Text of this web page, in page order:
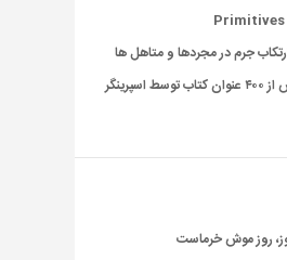
جرم در مجردها و متاهل ها
رایگان شدن بیش از ۴۰۰ عنوان کتاب توسط اسپرینگر
روز موش خرماست